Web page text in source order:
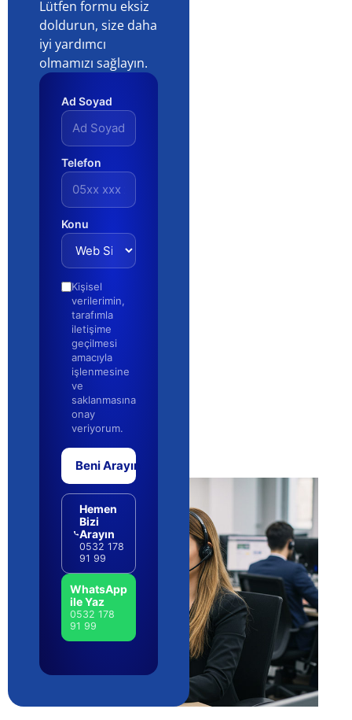
Lütfen formu eksiz
doldurun, size daha
iyi yardımcı
olmamızı sağlayın.
Ad Soyad
Telefon
Konu
Kişisel
verilerimin,
tarafımla
iletişime
geçilmesi
amacıyla
işlenmesine
ve
saklanmasına
onay
veriyorum.
Beni Arayın
Hemen
Bizi
Arayın
0532 178
91 99
WhatsApp
ile Yaz
0532 178
91 99